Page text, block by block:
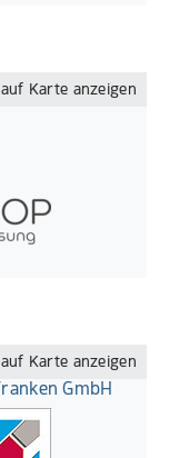
auf Karte anzeigen
auf Karte anzeigen
GmbH